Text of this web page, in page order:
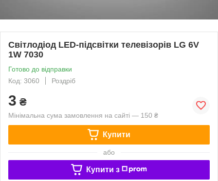
Світлодіод LED-підсвітки телевізорів LG 6V
1W 7030
Готово до відправки
Код: 3060
Роздріб
3 ₴
Мінімальна сума замовлення на сайті — 150 ₴
Купити
або
Купити з